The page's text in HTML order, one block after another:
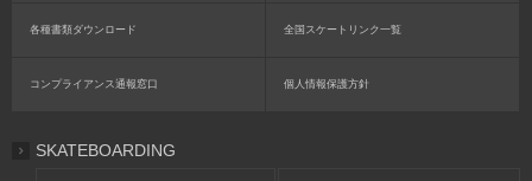
各種書類ダウンロード 全国スケートリンク一覧
コンプライアンス通報窓口 個人情報保護方針
SKATEBOARDING